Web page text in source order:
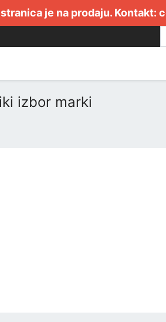
je na prodaju. Kontakt:
izbor marki